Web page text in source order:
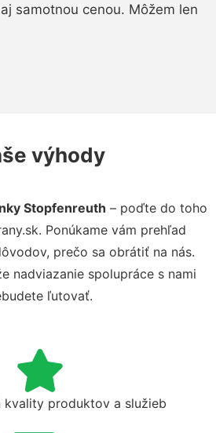
samotnou cenou. Môžem len
výhody
Stopfenreuth – poďte do toho
Ponúkame vám prehľad
prečo sa obrátiť na nás.
nadviazanie spolupráce s nami
ľutovať.
kvality produktov a služieb